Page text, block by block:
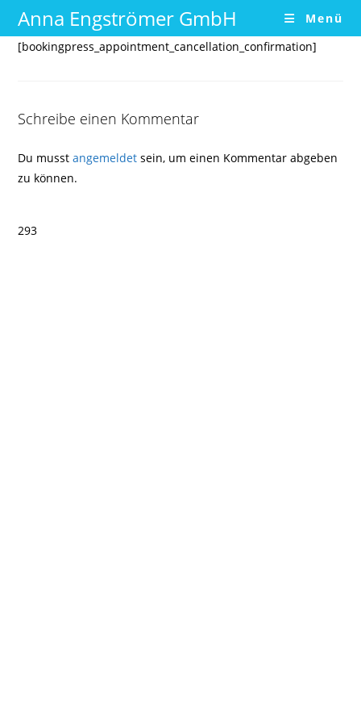
Zum
Inhalt
springen
Anna Engströmer GmbH
Menü
[bookingpress_appointment_cancellation_confirmation]
Schreibe einen Kommentar
Du musstangemeldet sein, um einen Kommentar abgeben
zu können.
293